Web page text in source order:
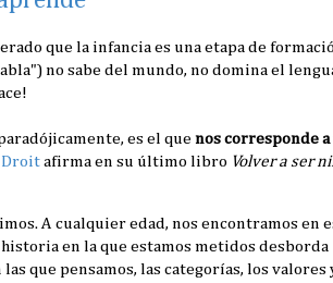
que la infancia es una etapa de
no sabe del mundo, no domina el
es el que nos corresponde
Droit afirma en su último libro Volver a ser
A cualquier edad, nos encontramos en
en la que estamos metidos desborda
que pensamos, las categorías, los valores